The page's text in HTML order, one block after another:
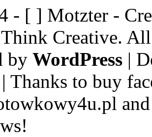
- [ ] Motzter -
Creative.
by WordPress |
Thanks to buy